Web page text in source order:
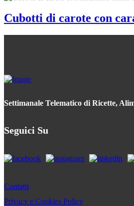
Cubotti di carote con
Settimanale Telematico di Ricette,
Seguici Su
Contatti
Privacy e Cookies Policy